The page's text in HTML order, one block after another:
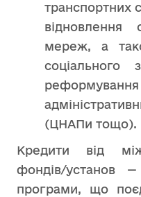
транспортних
відновлення
мереж, а
соціального
(ЦНАПи тощо).
Кредити від
фондів/установ
програми, що